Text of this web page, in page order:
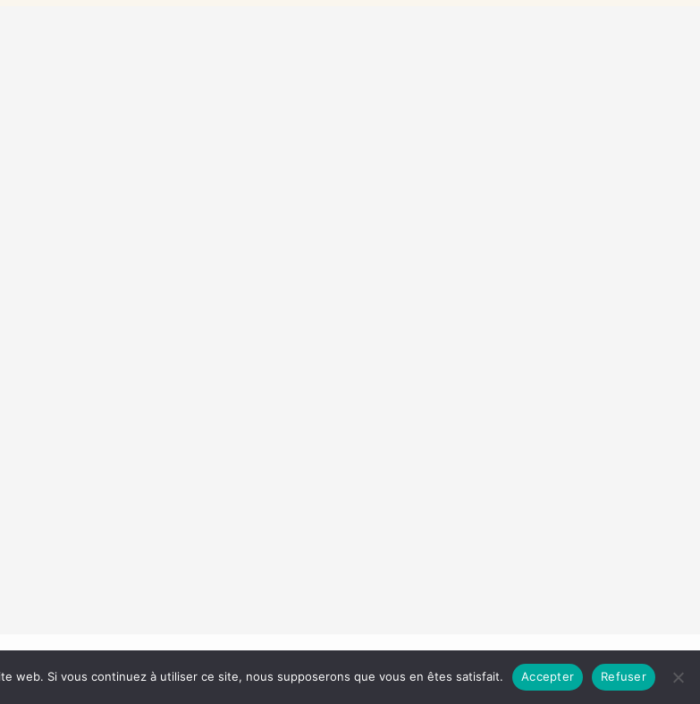
Droit d'auteur © 2026 Les Carnets de Madame
web. Si vous continuez à utiliser ce site, nous supposerons que vous en êtes satisfait. Accepter Refuser